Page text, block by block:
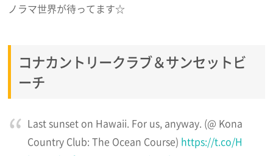
ノラマ世界が待ってます☆
コナカントリークラブ＆サンセットビ
ーチ
Last sunset on Hawaii. For us, anyway. (@ Kona
Country Club: The Ocean Course) https://t.co/H